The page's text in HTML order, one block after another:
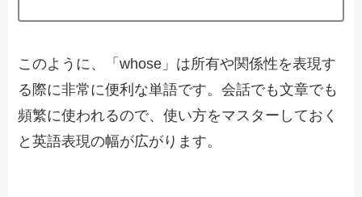
このように、「whose」は所有や関係性を表現す
る際に非常に便利な単語です。会話でも文章でも
頻繁に使われるので、使い方をマスターしておく
と英語表現の幅が広がります。